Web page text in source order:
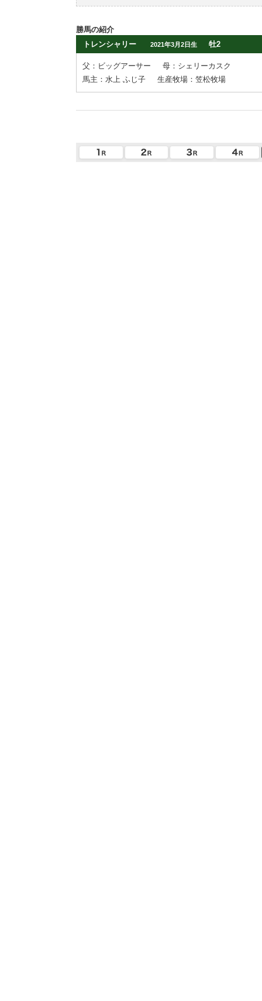
勝馬の紹介
トレンシャリー
2021年3月2日生 牡2
父：ビッグアーサー
母：シェリーカスク
馬主：水上 ふじ子
生産牧場：笠松牧場